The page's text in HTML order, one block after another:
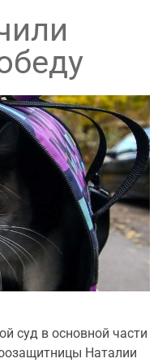
суд в основной части
Наталии